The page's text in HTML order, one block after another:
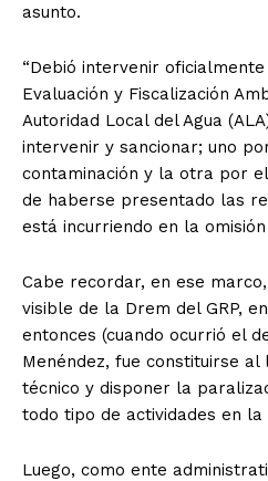
asunto.
“Debió intervenir
Evaluación y Fiscalización
Autoridad Local del Agua
intervenir y sancionar; uno
contaminación y la otra por
de haberse presentado las
está incurriendo en la omisión
Cabe recordar, en ese
visible de la Drem del GRP,
entonces (cuando ocurrió el
Menéndez, fue constituirse al
técnico y disponer la
todo tipo de actividades en la
Luego, como ente